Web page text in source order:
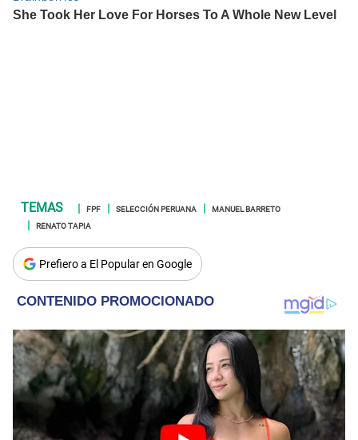
FPF SELECCIÓN PERUANA
MANUEL BARRETO
RENATO TAPIA
Prefiero a El Popular en Google